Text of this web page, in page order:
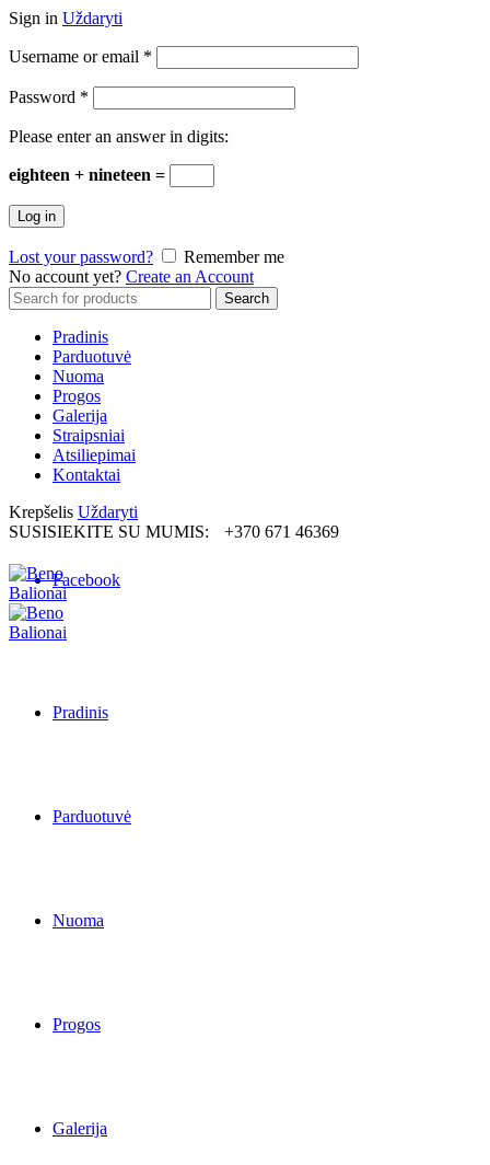
Sign in Uždaryti
Username or email *
Password *
Please enter an answer in digits:
eighteen + nineteen =
Log in
Lost your password?
Remember me
No account yet? Create an Account
Search
for:
Search
Pradinis
Parduotuvė
Nuoma
Progos
Galerija
Straipsniai
Atsiliepimai
Kontaktai
Krepšelis Uždaryti
SUSISIEKITE SU MUMIS:
+370 671 46369
Facebook
Pradinis
Parduotuvė
Nuoma
Progos
Galerija